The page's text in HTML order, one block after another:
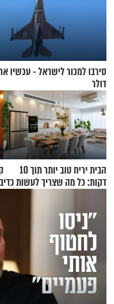
דולר
הבית יריח טוב יותר תוך 10
דקות: כל מה שצריך לעשות כדי